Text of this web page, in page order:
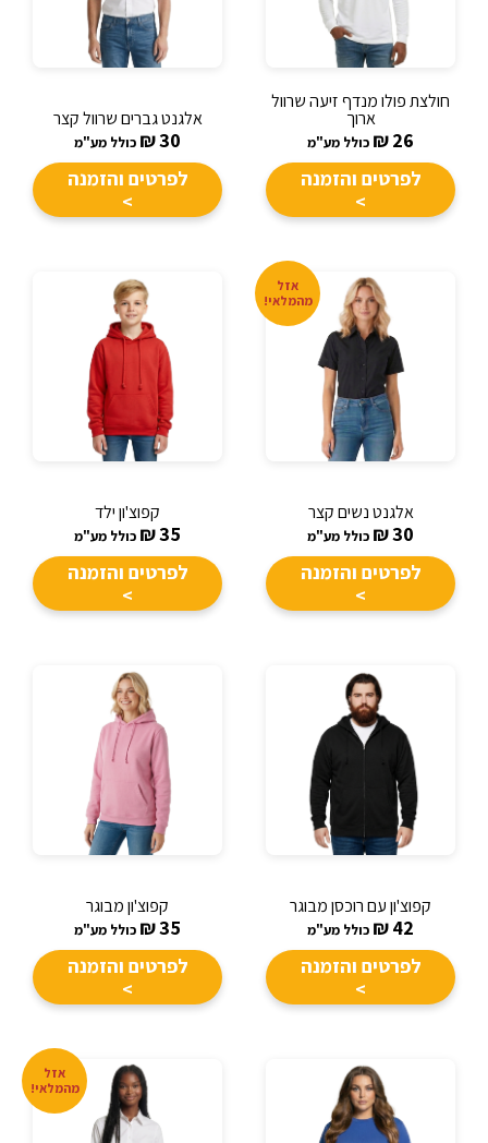
חולצת פולו מנדף זיעה שרוול
ארוך
26
₪ כולל מע"מ
לפרטים והזמנה
>
אלגנט גברים שרוול קצר
30
₪ כולל מע"מ
לפרטים והזמנה
>
אזל
מהמלאי!
אלגנט נשים קצר
30
₪ כולל מע"מ
לפרטים והזמנה
>
קפוצ'ון ילד
35
₪ כולל מע"מ
לפרטים והזמנה
>
קפוצ'ון עם רוכסן מבוגר
42
₪ כולל מע"מ
לפרטים והזמנה
>
קפוצ'ון מבוגר
35
₪ כולל מע"מ
לפרטים והזמנה
>
אזל
מהמלאי!